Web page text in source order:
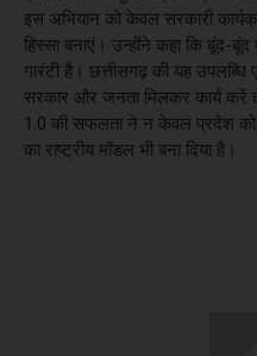
इस अभियान को केवल सरकारी
हिस्सा बनाएं। उन्होंने कहा कि बूंद-
गारंटी है। छत्तीसगढ़ की यह
सरकार और जनता मिलकर कार्य करें
1.0 की सफलता ने न केवल प्रदेश को
का राष्ट्रीय मॉडल भी बना दिया है।